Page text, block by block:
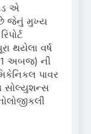
એ
છે જેનું મુખ્ય
થયેલા વર્ષ
અબજ) ની
પાવર
સોલ્યુશન્સ